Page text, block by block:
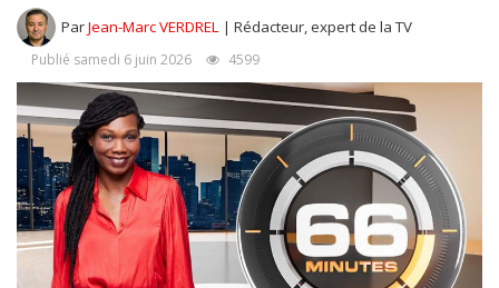
ParJean-Marc VERDREL | Rédacteur, expert de la TV
Publié samedi 6 juin 2026 4599